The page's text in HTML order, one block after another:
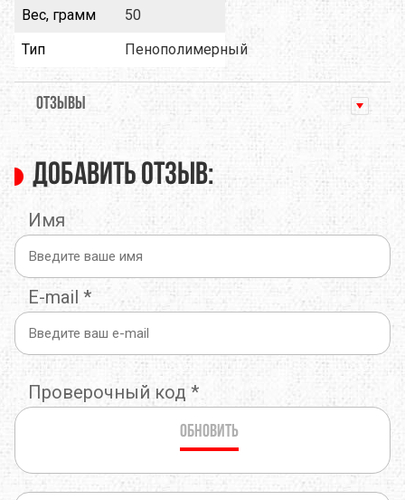
Вес, грамм
50
Тип
Пенополимерный
ОТЗЫВЫ
Добавить отзыв:
Имя
E-mail *
Проверочный код *
Обновить